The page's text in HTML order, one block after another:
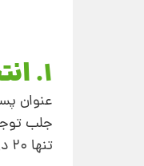
1. انتخاب عنوان مناسب
عنوان
تنها ۲۰ درصد آن‌ها به خواندن ادامه می‌دهند.